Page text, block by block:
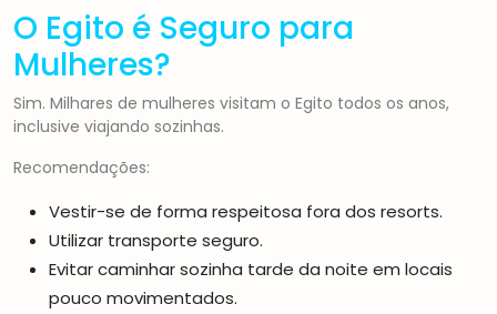
O Egito é Seguro para
Mulheres?
Sim. Milhares de mulheres visitam o Egito todos os anos,
inclusive viajando sozinhas.
Recomendações:
Vestir-se de forma respeitosa fora dos resorts.
Utilizar transporte seguro.
Evitar caminhar sozinha tarde da noite em locais
pouco movimentados.